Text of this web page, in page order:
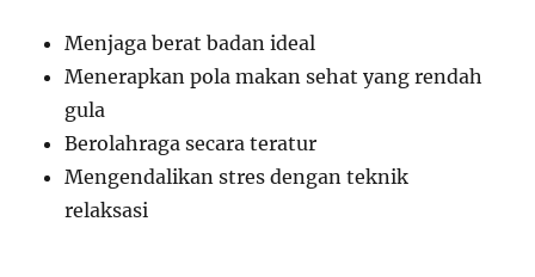
Menjaga berat badan ideal
Menerapkan pola makan sehat yang rendah
gula
Berolahraga secara teratur
Mengendalikan stres dengan teknik
relaksasi